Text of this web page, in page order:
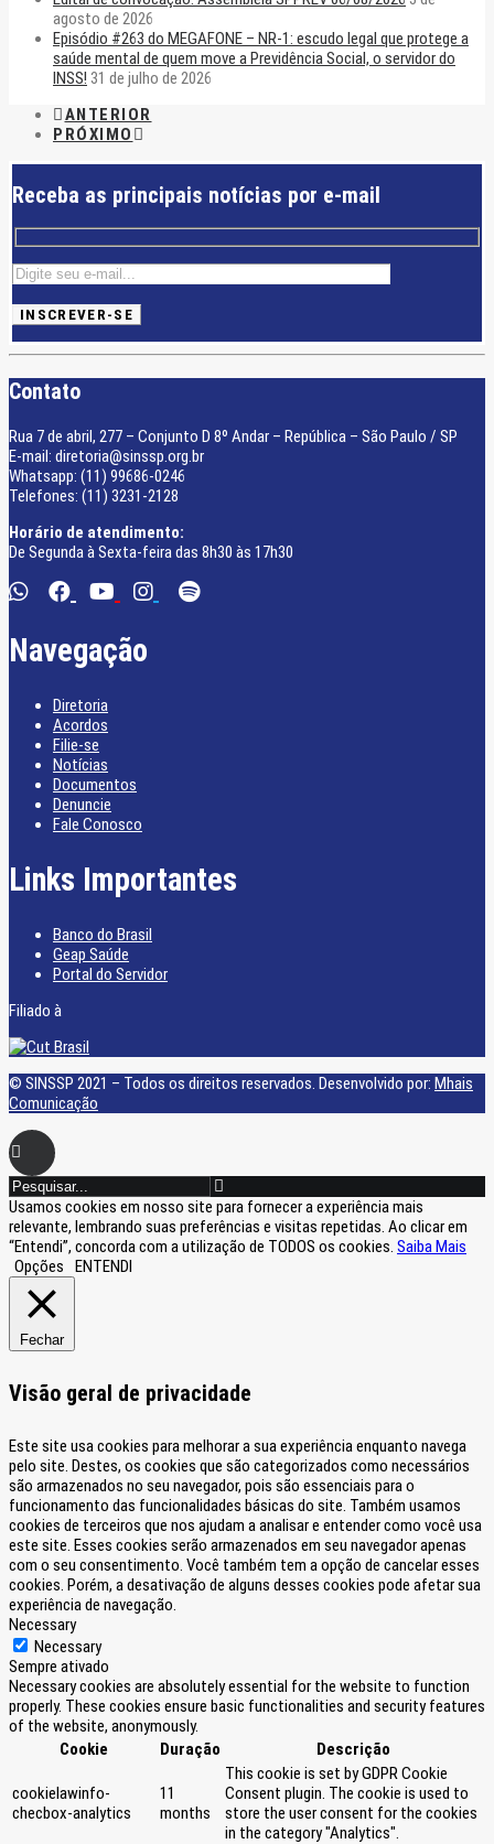
agosto de 2026
Episódio #263 do MEGAFONE – NR-1: escudo legal que protege a
saúde mental de quem move a Previdência Social, o servidor do
INSS! 31 de julho de 2026
ANTERIOR
PRÓXIMO
Receba as principais notícias por e-mail
Contato
Rua 7 de abril, 277 – Conjunto D 8º Andar – República – São Paulo / SP
E-mail: diretoria@sinssp.org.br
Whatsapp: (11) 99686-0246
Telefones: (11) 3231-2128
Horário de atendimento:
De Segunda à Sexta-feira das 8h30 às 17h30
Navegação
Diretoria
Acordos
Filie-se
Notícias
Documentos
Denuncie
Fale Conosco
Links Importantes
Banco do Brasil
Geap Saúde
Portal do Servidor
Filiado à
© SINSSP 2021 – Todos os direitos reservados. Desenvolvido por: Mhais
Comunicação
Usamos cookies em nosso site para fornecer a experiência mais
relevante, lembrando suas preferências e visitas repetidas. Ao clicar em
“Entendi”, concorda com a utilização de TODOS os cookies. Saiba Mais
Opções
ENTENDI
Fechar
Visão geral de privacidade
Este site usa cookies para melhorar a sua experiência enquanto navega
pelo site. Destes, os cookies que são categorizados como necessários
são armazenados no seu navegador, pois são essenciais para o
funcionamento das funcionalidades básicas do site. Também usamos
cookies de terceiros que nos ajudam a analisar e entender como você usa
este site. Esses cookies serão armazenados em seu navegador apenas
com o seu consentimento. Você também tem a opção de cancelar esses
cookies. Porém, a desativação de alguns desses cookies pode afetar sua
experiência de navegação.
Necessary
Necessary
Sempre ativado
Necessary cookies are absolutely essential for the website to function
properly. These cookies ensure basic functionalities and security features
of the website, anonymously.
Cookie
Duração Descrição
cookielawinfo-
checbox-analytics
11
months
This cookie is set by GDPR Cookie
Consent plugin. The cookie is used to
store the user consent for the cookies
in the category "Analytics".